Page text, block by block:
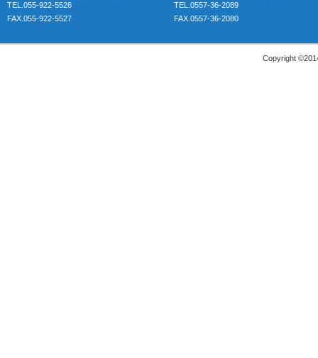
TEL.055-922-5526
FAX.055-922-5527
TEL.0557-36-2089
FAX.0557-36-2080
Copyright